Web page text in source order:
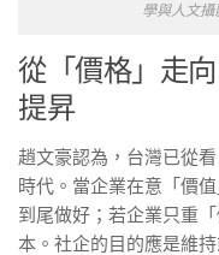
學與人文攝
從「價格」走
提昇
趙文豪認為，台灣已從
時代。當企業在意「價
到尾做好；若企業只重
本。社企的目的應是維